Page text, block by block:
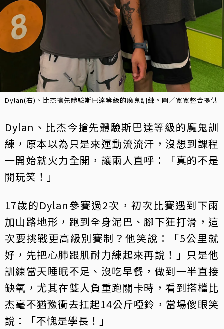
Dylan(右)、比杰搶先體驗斯巴達等級的魔鬼訓練。圖／寬寬整合提供
Dylan、比杰今搶先體驗斯巴達等級的魔鬼訓
練，原本以為只是來運動流流汗，沒想到課程
一開始就火力全開，讓兩人直呼：「真的不是
開玩笑！」
17歲的Dylan參賽過2次，初次比賽遇到下雨
加山路地形，跑到全身泥巴、腳下狂打滑，這
次要挑戰更高級別賽制？他笑說：「5公里就
好，先把心肺跟肌耐力練起來再說！」只是他
訓練當天睡眠不足、沒吃早餐，做到一半直接
缺氧，尤其在雙人負重跑關卡時，看到搭檔比
杰毫不猶豫衝去扛起14公斤啞鈴，當場傻眼笑
說：「不愧是學長！」